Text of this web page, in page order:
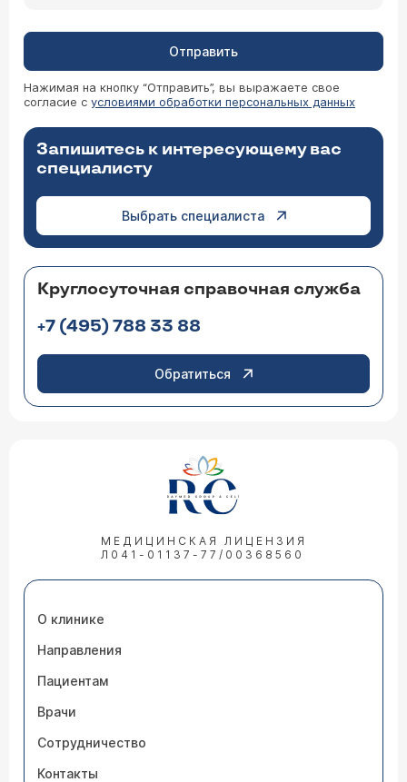
Отправить
Нажимая на кнопку “Отправить”, вы выражаете свое
согласие с условиями обработки персональных данных
Запишитесь к интересующему вас
специалисту
Выбрать специалиста
Круглосуточная справочная служба
+7 (495) 788 33 88
Обратиться
МЕДИЦИНСКАЯ ЛИЦЕНЗИЯ
Л041-01137-77/00368560
О клинике
Направления
Пациентам
Врачи
Сотрудничество
Контакты